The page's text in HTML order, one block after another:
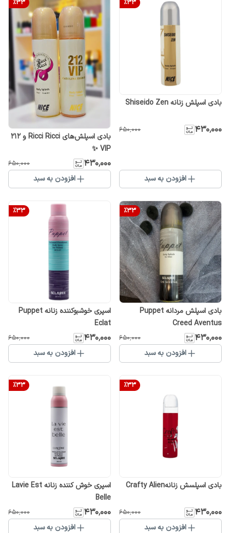
%33
بادی اسپلش زنانه Shiseido Zen
۴۳۰٬۰۰۰ ۶۵۰٬۰۰۰
افزودن به سبد
%33
بادی اسپلش‌های Ricci Ricci و 212
VIP ✨
۴۳۰٬۰۰۰ ۶۵۰٬۰۰۰
افزودن به سبد
%33
بادی اسپلش مردانه Puppet
Creed Aventus
۴۳۰٬۰۰۰ ۶۵۰٬۰۰۰
افزودن به سبد
%33
اسپری خوشبوکننده زنانه Puppet
Eclat
۴۳۰٬۰۰۰ ۶۵۰٬۰۰۰
افزودن به سبد
%33
بادی اسپلسش زنانهCrafty Alien
۴۳۰٬۰۰۰ ۶۵۰٬۰۰۰
افزودن به سبد
%33
اسپری خوش کننده زنانه Lavie Est
Belle
۴۳۰٬۰۰۰ ۶۵۰٬۰۰۰
افزودن به سبد